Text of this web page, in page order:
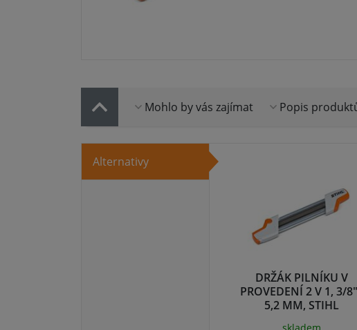
Mohlo by vás zajímat Popis
Alternativy
DRŽÁK PILNÍKU V
PROVEDENÍ 2 V 1, 3/
5,2 MM, STIHL